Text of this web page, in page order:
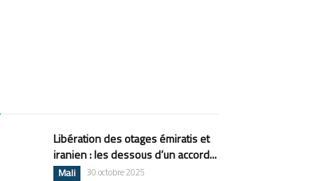
Libération des otages émiratis et
iranien : les dessous d’un accord...
Mali 30 octobre 2025